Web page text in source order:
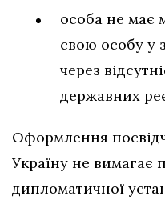
особа не має
свою особу у
через
державних
Оформлення
Україну не вимагає
дипломатичної